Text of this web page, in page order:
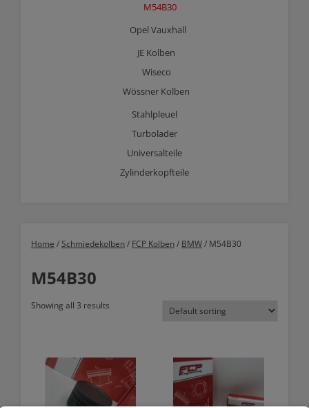
M54B30
Opel Vauxhall
JE Kolben
Wiseco
Wössner Kolben
Stahlpleuel
Turbolader
Universalteile
Zylinderkopfteile
Home /Schmiedekolben/ FCP Kolben/ BMW/ M54B30
M54B30
Showing all 3 results